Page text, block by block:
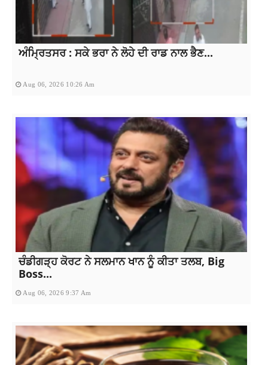
ਅੰਮ੍ਰਿਤਸਰ : ਸਕੇ ਭਰਾ ਨੇ ਲੋਹੇ ਦੀ ਰਾਡ ਨਾਲ ਭੈਣ...
Aug 06, 2026 10:26 Am
ਚੰਡੀਗੜ੍ਹ ਕੋਰਟ ਨੇ ਸਲਮਾਨ ਖਾਨ ਨੂੰ ਕੀਤਾ ਤਲਬ, Big
Boss...
Aug 06, 2026 9:37 Am